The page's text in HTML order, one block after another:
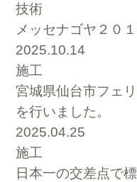
技術
メッセナゴヤ２０
2025.10.14
施工
宮城県仙台市フェ
を行いました。
2025.04.25
施工
日本一の交差点で